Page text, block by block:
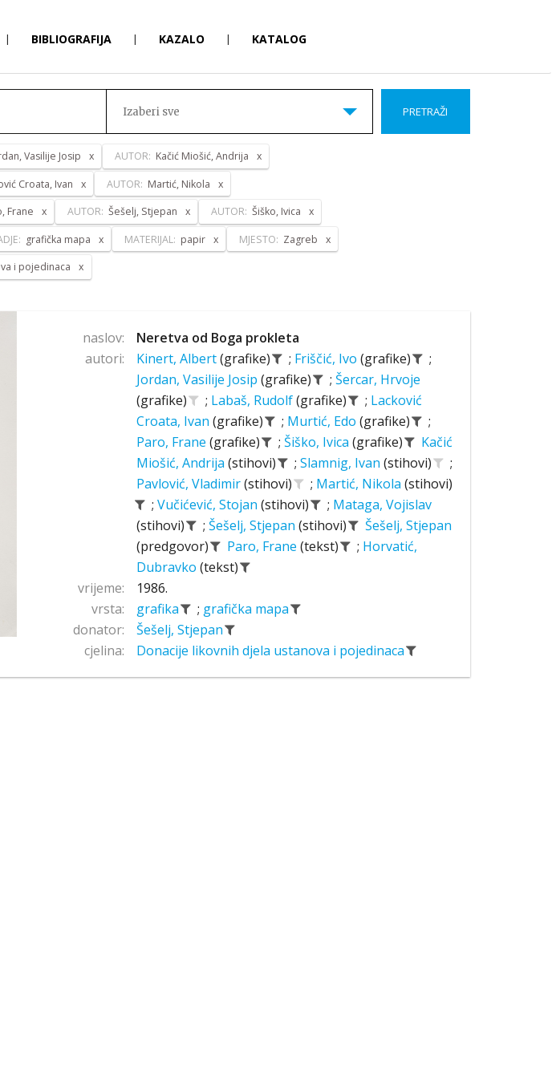
| BIBLIOGRAFIJA | KAZALO | KATALOG
Izaberi sve PRETRAŽI
Vasilije Josip AUTOR: Kačić Miošić, Andrija
Croata, Ivan AUTOR: Martić, Nikola
Frane AUTOR: Šešelj, Stjepan AUTOR: Šiško, Ivica
grafička mapa MATERIJAL: papir MJESTO: Zagreb
i pojedinaca
naslov:
Neretva od Boga prokleta
autori:
Kinert, Albert(grafike) ; Friščić, Ivo (grafike)
;
Jordan, Vasilije Josip (grafike) ; Šercar, Hrvoje
(grafike)
; Labaš, Rudolf(grafike) ; Lacković
Croata, Ivan (grafike) ; Murtić, Edo (grafike)
;
Paro, Frane (grafike) ; Šiško, Ivica (grafike)
Kačić
Miošić, Andrija (stihovi) ; Slamnig, Ivan (stihovi)
;
Pavlović, Vladimir(stihovi) ; Martić, Nikola (stihovi)
; Vučićević, Stojan (stihovi) ; Mataga, Vojislav
(stihovi)
; Šešelj, Stjepan (stihovi)
Šešelj, Stjepan
(predgovor)
Paro, Frane (tekst) ; Horvatić,
Dubravko (tekst)
vrijeme:
1986.
vrsta:
grafika ; grafička mapa
donator:
Šešelj, Stjepan
cjelina:
Donacije likovnih djela ustanova i pojedinaca